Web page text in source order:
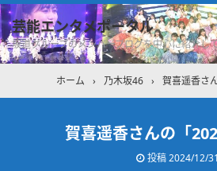
芸能エンタメポータル
坂道グループのメンバーブログを中心に紹介し
ホーム › 乃木坂46 › 賀喜遥香さ
賀喜遥香さんの「
投稿2024/12/31